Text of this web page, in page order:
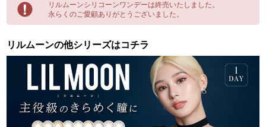
リルムーンシリコーンワンデーは終売いたしました。
永らくのご愛顧ありがとうございました。
リルムーンの他シリーズはコチラ